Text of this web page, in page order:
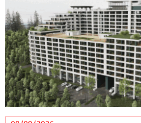
Ucom и FPWC обеспечат
мониторинг дикой
помощью солнечной энергии
22:41:05 3-08-2026
Idram и IDBank - рядом
Seaside Startup Summit
10:12:55 3-08-2026
В мобильном